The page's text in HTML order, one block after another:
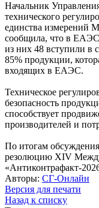
Начальник
технического
единства измерений
сообщила, что в ЕАЭС
из них 48 вступили в
85% продукции,
входящих в ЕАЭС.
Техническое
безопасность
способствует
производителей и
По итогам
резолюцию XIV
«Антиконтрафакт-
Авторы: СГ-Онлайн
Версия для печати
Назад к списку